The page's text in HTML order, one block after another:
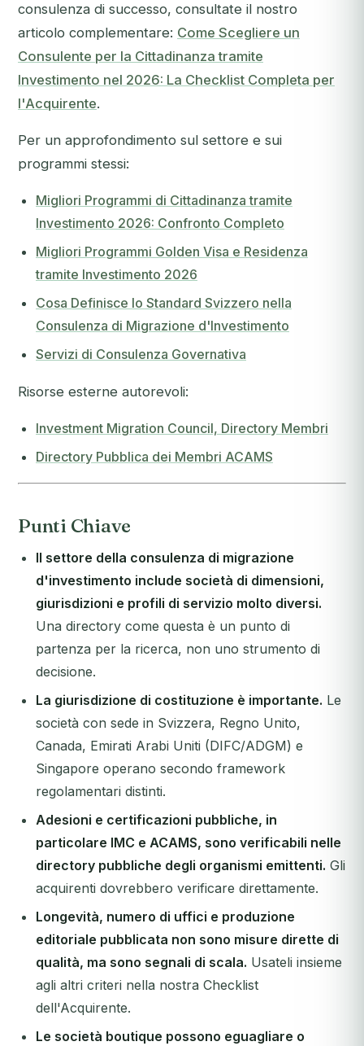
consulenza di successo, consultate il nostro
articolo complementare: Come Scegliere un
Consulente per la Cittadinanza tramite
Investimento nel 2026: La Checklist Completa per
l'Acquirente.
Per un approfondimento sul settore e sui
programmi stessi:
Migliori Programmi di Cittadinanza tramite
Investimento 2026: Confronto Completo
Migliori Programmi Golden Visa e Residenza
tramite Investimento 2026
Cosa Definisce lo Standard Svizzero nella
Consulenza di Migrazione d'Investimento
Servizi di Consulenza Governativa
Risorse esterne autorevoli:
Investment Migration Council, Directory Membri
Directory Pubblica dei Membri ACAMS
Punti Chiave
Il settore della consulenza di migrazione
d'investimento include società di dimensioni,
giurisdizioni e profili di servizio molto diversi.
Una directory come questa è un punto di
partenza per la ricerca, non uno strumento di
decisione.
La giurisdizione di costituzione è importante. Le
società con sede in Svizzera, Regno Unito,
Canada, Emirati Arabi Uniti (DIFC/ADGM) e
Singapore operano secondo framework
regolamentari distinti.
Adesioni e certificazioni pubbliche, in
particolare IMC e ACAMS, sono verificabili nelle
directory pubbliche degli organismi emittenti. Gli
acquirenti dovrebbero verificare direttamente.
Longevità, numero di uffici e produzione
editoriale pubblicata non sono misure dirette di
qualità, ma sono segnali di scala. Usateli insieme
agli altri criteri nella nostra Checklist
dell'Acquirente.
Le società boutique possono eguagliare o